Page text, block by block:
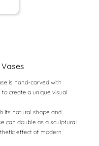
is hand-carved with
create a unique visual
its natural shape and
can double as a sculptural
effect of modern